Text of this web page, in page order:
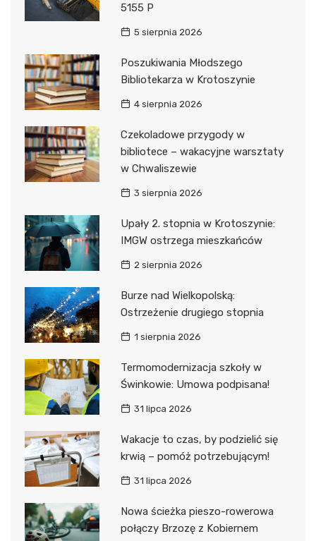
5155 P
5 sierpnia 2026
Poszukiwania Młodszego
Bibliotekarza w Krotoszynie
4 sierpnia 2026
Czekoladowe przygody w
bibliotece – wakacyjne warsztaty
w Chwaliszewie
3 sierpnia 2026
Upały 2. stopnia w Krotoszynie:
IMGW ostrzega mieszkańców
2 sierpnia 2026
Burze nad Wielkopolską:
Ostrzeżenie drugiego stopnia
1 sierpnia 2026
Termomodernizacja szkoły w
Świnkowie: Umowa podpisana!
31 lipca 2026
Wakacje to czas, by podzielić się
krwią – pomóż potrzebującym!
31 lipca 2026
Nowa ścieżka pieszo-rowerowa
połączy Brzozę z Kobiernem